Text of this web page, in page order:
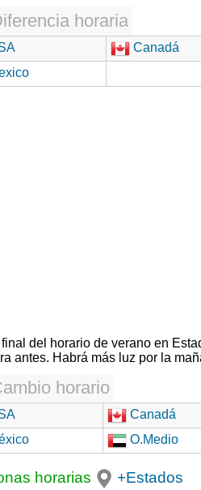
horaria
Canadá
del horario de verano en
antes. Habrá más luz por la
horario
Canadá
O.Medio
horarias +Estados